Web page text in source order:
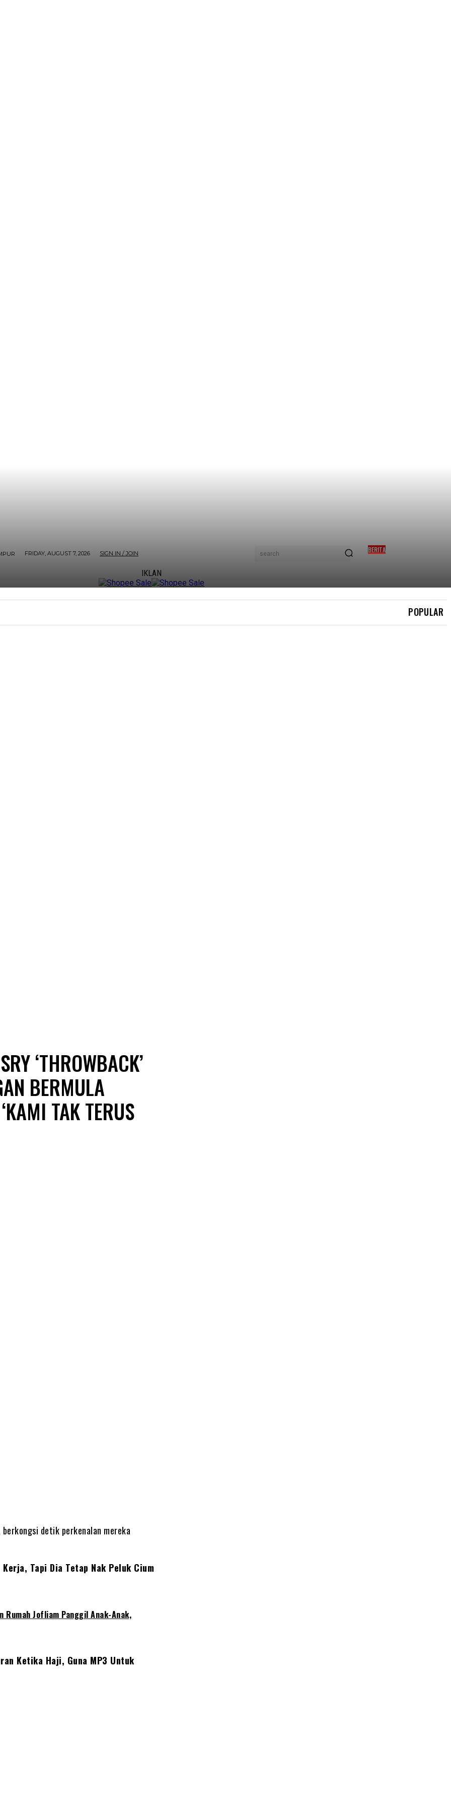
FRIDAY, AUGUST 7, 2026 SIGN IN / JOIN search
IKLAN
BERITA
POPULAR
‘THROWBACK’
BERMULA
TAK TERUS
berkongsi detik perkenalan mereka
Tapi Dia Tetap Nak Peluk Cium
Rumah Jofliam Panggil Anak-Anak,
Ketika Haji, Guna MP3 Untuk